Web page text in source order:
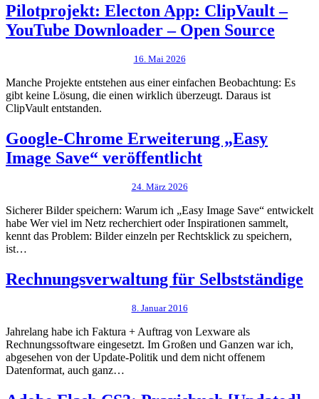
Pilotprojekt: Electon App: ClipVault –
YouTube Downloader – Open Source
16. Mai 2026
Manche Projekte entstehen aus einer einfachen Beobachtung: Es
gibt keine Lösung, die einen wirklich überzeugt. Daraus ist
ClipVault entstanden.
Google-Chrome Erweiterung „Easy
Image Save“ veröffentlicht
24. März 2026
Sicherer Bilder speichern: Warum ich „Easy Image Save“ entwickelt
habe Wer viel im Netz recherchiert oder Inspirationen sammelt,
kennt das Problem: Bilder einzeln per Rechtsklick zu speichern,
ist…
Rechnungsverwaltung für Selbstständige
8. Januar 2016
Jahrelang habe ich Faktura + Auftrag von Lexware als
Rechnungssoftware eingesetzt. Im Großen und Ganzen war ich,
abgesehen von der Update-Politik und dem nicht offenem
Datenformat, auch ganz…